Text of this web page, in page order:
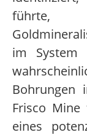
führte,
im
Bohrungen
Frisco
eines